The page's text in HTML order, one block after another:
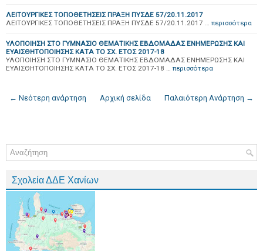
ΛΕΙΤΟΥΡΓΙΚΕΣ ΤΟΠΟΘΕΤΗΣΕΙΣ ΠΡΑΞΗ ΠΥΣΔΕ 57/20.11.2017
ΛΕΙΤΟΥΡΓΙΚΕΣ ΤΟΠΟΘΕΤΗΣΕΙΣ ΠΡΑΞΗ ΠΥΣΔΕ 57/20.11.2017 … περισσότερα
ΥΛΟΠΟΙΗΣΗ ΣΤΟ ΓΥΜΝΑΣΙΟ ΘΕΜΑΤΙΚΗΣ ΕΒΔΟΜΑΔΑΣ ΕΝΗΜΕΡΩΣΗΣ ΚΑΙ
ΕΥΑΙΣΘΗΤΟΠΟΙΗΣΗΣ ΚΑΤΑ ΤΟ ΣΧ. ΕΤΟΣ 2017-18
ΥΛΟΠΟΙΗΣΗ ΣΤΟ ΓΥΜΝΑΣΙΟ ΘΕΜΑΤΙΚΗΣ ΕΒΔΟΜΑΔΑΣ ΕΝΗΜΕΡΩΣΗΣ ΚΑΙ
ΕΥΑΙΣΘΗΤΟΠΟΙΗΣΗΣ ΚΑΤΑ ΤΟ ΣΧ. ΕΤΟΣ 2017-18 … περισσότερα
← Νεότερη ανάρτηση Παλαιότερη Ανάρτηση →
Αρχική σελίδα
Σχολεία ΔΔΕ Χανίων